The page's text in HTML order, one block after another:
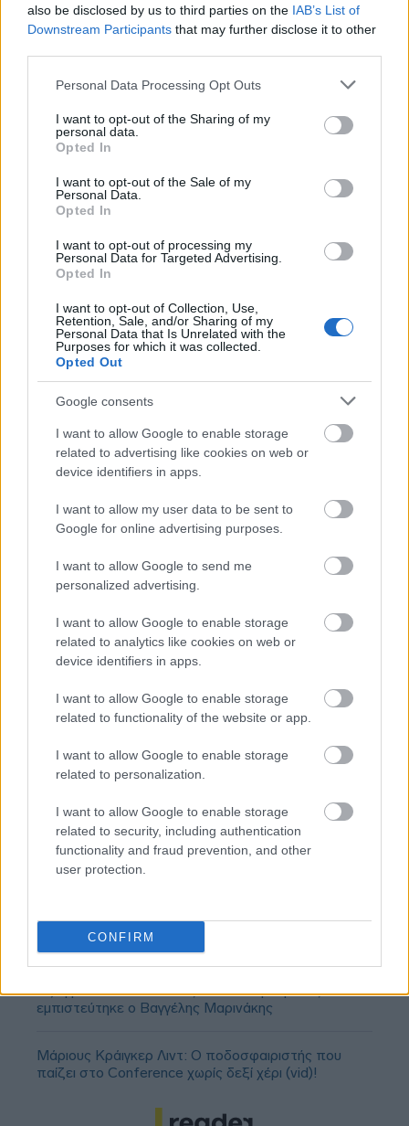
also be disclosed by us to third parties on the IAB’s List of
Downstream Participants that may further disclose it to other
Please note that this website/app uses one or more Google
not limited to your visit or usage behaviour. You may click to
grant or deny consent to Google and its third-party tags to
use your data for below specified purposes in below Google
consent section.
Personal Data Processing Opt Outs
I want to opt-out of the Sharing of my
personal data.
Opted In
I want to opt-out of the Sale of my
Personal Data.
Opted In
I want to opt-out of processing my
Personal Data for Targeted Advertising.
Opted In
I want to opt-out of Collection, Use,
Retention, Sale, and/or Sharing of my
Personal Data that Is Unrelated with the
Purposes for which it was collected.
Opted Out
Google consents
I want to allow Google to enable storage
related to advertising like cookies on web or
device identifiers in apps.
I want to allow my user data to be sent to
Google for online advertising purposes.
I want to allow Google to send me
personalized advertising.
I want to allow Google to enable storage
related to analytics like cookies on web or
device identifiers in apps.
I want to allow Google to enable storage
related to functionality of the website or app.
I want to allow Google to enable storage
related to personalization.
I want to allow Google to enable storage
related to security, including authentication
functionality and fraud prevention, and other
user protection.
CONFIRM
Τράπεζες: Στα 55,5 εκατ. ευρώ ο λογαριασμός
από τα δάνεια του ν. Κατσέλη
Νέο Χωροταξικό Τουρισμού: Οι νέες «κόκκινες
γραμμές» για το περιβάλλον και τι αλλάζει σε
ξενοδοχεία, νησιά και επενδύσεις
Τα ανοιχτά μέτωπα για την ενίσχυση της
ελληνικής βιομηχανίας
TAGS: Χάπι Pfizer Βρετανία
BEST OF INTERNET
αναβάθμιση - Γιατί ακυρώθηκε ο πρώτος
διαγωνισμός
Τζέφρι Μονκαντά: Ποιος είναι ο «εγκέφαλος» που
εμπιστεύτηκε ο Βαγγέλης Μαρινάκης
Μάριους Κράιγκερ Λιντ: Ο ποδοσφαιριστής που
παίζει στο Conference χωρίς δεξί χέρι (vid)!